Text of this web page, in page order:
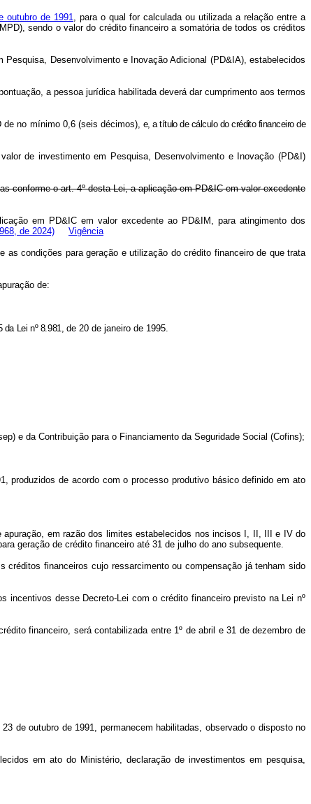
outubro de 1991, para o qual for calculada ou utilizada a relação entre a
sendo o valor do crédito financeiro a somatória de todos os créditos
Desenvolvimento e Inovação Adicional (PD&IA), estabelecidos
a pessoa jurídica habilitada deverá dar cumprimento aos termos
de no mínimo 0,6 (seis décimos), e, a título de cálculo do crédito financeiro de
de investimento em Pesquisa, Desenvolvimento e Inovação (PD&I)
conforme o art. 4º desta Lei, a aplicação em PD&IC em valor excedente
em PD&IC em valor excedente ao PD&IM, para atingimento dos
de 2024) Vigência
condições para geração e utilização do crédito financeiro de que trata
de:
da Lei nº 8.981, de 20 de janeiro de 1995.
e da Contribuição para o Financiamento da Seguridade Social (Cofins);
produzidos de acordo com o processo produtivo básico definido em ato
em razão dos limites estabelecidos nos incisos I, II, III e IV do
geração de crédito financeiro até 31 de julho do ano subsequente.
financeiros cujo ressarcimento ou compensação já tenham sido
incentivos desse Decreto-Lei com o crédito financeiro previsto na Lei nº
financeiro, será contabilizada entre 1º de abril e 31 de dezembro de
de outubro de 1991, permanecem habilitadas, observado o disposto no
em ato do Ministério, declaração de investimentos em pesquisa,